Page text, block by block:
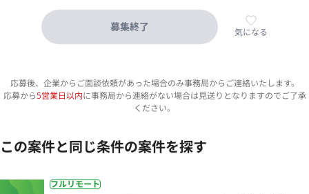
募集終了 気になる
応募後、企業からご面談依頼があった場合のみ事務局からご連絡いたします。
応募から5営業日以内に事務局から連絡がない場合は見送りとなりますのでご了承
ください。
この案件と同じ条件の案件を探す
フルリモート